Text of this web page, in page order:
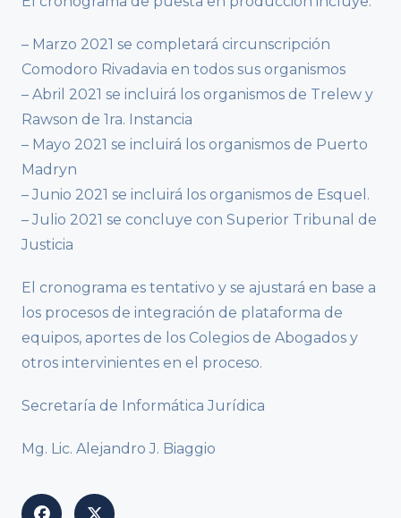
– Marzo 2021 se completará circunscripción
Comodoro Rivadavia en todos sus organismos
– Abril 2021 se incluirá los organismos de Trelew y
Rawson de 1ra. Instancia
– Mayo 2021 se incluirá los organismos de Puerto
Madryn
– Junio 2021 se incluirá los organismos de Esquel.
– Julio 2021 se concluye con Superior Tribunal de
Justicia
El cronograma es tentativo y se ajustará en base a
los procesos de integración de plataforma de
equipos, aportes de los Colegios de Abogados y
otros intervinientes en el proceso.
Secretaría de Informática Jurídica
Mg. Lic. Alejandro J. Biaggio